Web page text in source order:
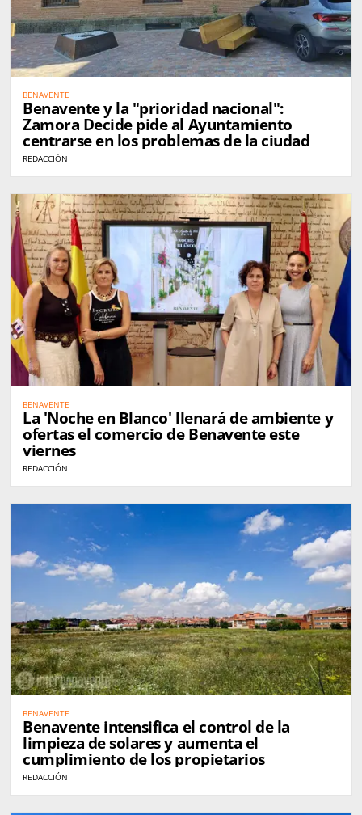
BENAVENTE
Benavente y la "prioridad nacional":
Zamora Decide pide al Ayuntamiento
centrarse en los problemas de la ciudad
REDACCIÓN
BENAVENTE
La 'Noche en Blanco' llenará de ambiente y
ofertas el comercio de Benavente este
viernes
REDACCIÓN
BENAVENTE
Benavente intensifica el control de la
limpieza de solares y aumenta el
cumplimiento de los propietarios
REDACCIÓN